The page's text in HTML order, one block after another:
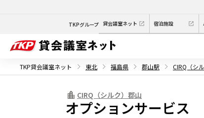
TKPグループ 貸会議室ネット 宿泊施設
TKP貸会議室ネット 東北 福島県 郡山駅 CIRQ（シ
CIRQ（シルク）郡山
オプションサービス